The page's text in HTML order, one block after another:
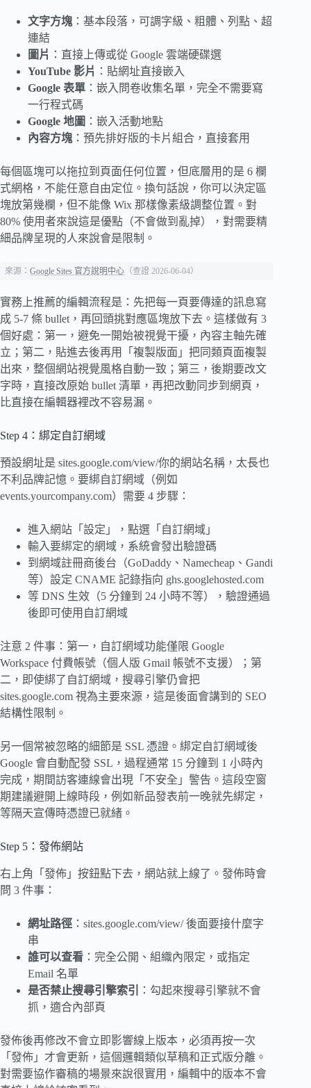
文字方塊 ：基本段落，可調字級、粗體、列點、超
連結
圖片 ：直接上傳或從 Google 雲端硬碟選
YouTube 影片 ：貼網址直接嵌入
Google 表單 ：嵌入問卷收集名單，完全不需要寫
一行程式碼
Google 地圖 ：嵌入活動地點
內容方塊 ：預先排好版的卡片組合，直接套用
每個區塊可以拖拉到頁面任何位置，但底層用的是 6 欄
式網格，不能任意自由定位。換句話說，你可以決定區
塊放第幾欄，但不能像 Wix 那樣像素級調整位置。對
80% 使用者來說這是優點（不會做到亂掉），對需要精
細品牌呈現的人來說會是限制。
來源：Google Sites 官方說明中心 （查證 2026-06-04）
實務上推薦的編輯流程是：先把每一頁要傳達的訊息寫
成 5-7 條 bullet，再回頭挑對應區塊放下去。這樣做有 3
個好處：第一，避免一開始被視覺干擾，內容主軸先確
立；第二，貼進去後再用「複製版面」把同類頁面複製
出來，整個網站視覺風格自動一致；第三，後期要改文
字時，直接改原始 bullet 清單，再把改動同步到網頁，
比直接在編輯器裡改不容易漏。
Step 4：綁定自訂網域
預設網址是 sites.google.com/view/你的網站名稱，太長也
不利品牌記憶。要綁自訂網域（例如
events.yourcompany.com）需要 4 步驟：
進入網站「設定」，點選「自訂網域」
輸入要綁定的網域，系統會發出驗證碼
到網域註冊商後台（GoDaddy、Namecheap、Gandi
等）設定 CNAME 記錄指向 ghs.googlehosted.com
等 DNS 生效（5 分鐘到 24 小時不等），驗證通過
後即可使用自訂網域
注意 2 件事：第一，自訂網域功能僅限 Google
Workspace 付費帳號（個人版 Gmail 帳號不支援）；第
二，即使綁了自訂網域，搜尋引擎仍會把
sites.google.com 視為主要來源，這是後面會講到的 SEO
結構性限制。
另一個常被忽略的細節是 SSL 憑證。綁定自訂網域後
Google 會自動配發 SSL，過程通常 15 分鐘到 1 小時內
完成，期間訪客連線會出現「不安全」警告。這段空窗
期建議避開上線時段，例如新品發表前一晚就先綁定，
等隔天宣傳時憑證已就緒。
Step 5：發佈網站
右上角「發佈」按鈕點下去，網站就上線了。發佈時會
問 3 件事：
網址路徑 ：sites.google.com/view/ 後面要接什麼字
串
誰可以查看 ：完全公開、組織內限定，或指定
Email 名單
是否禁止搜尋引擎索引
：勾起來搜尋引擎就不會
抓，適合內部頁
發佈後再修改不會立即影響線上版本，必須再按一次
「發佈」才會更新，這個邏輯類似草稿和正式版分離。
對需要協作審稿的場景來說很實用，編輯中的版本不會